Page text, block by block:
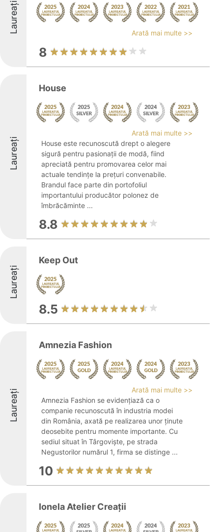
Laureați Arată mai multe >>
8
Laureați
House
Arată mai multe >>
House este recunoscută drept o alegere
sigură pentru pasionații de modă, fiind
apreciată pentru promovarea celor mai
actuale tendințe la prețuri convenabile.
Brandul face parte din portofoliul
importantului producător polonez de
îmbrăcăminte ...
8.8
Laureați
Keep Out
8.5
Laureați
Amnezia Fashion
Arată mai multe >>
Amnezia Fashion se evidențiază ca o
companie recunoscută în industria modei
din România, axată pe realizarea unor ținute
deosebite pentru momente importante. Cu
sediul situat în Târgoviște, pe strada
Negustorilor numărul 1, firma se distinge ...
10
Ionela Atelier Creații